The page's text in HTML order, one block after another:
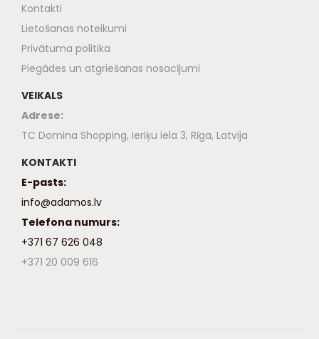
Kontakti
Lietošanas noteikumi
Privātuma politika
Piegādes un atgriešanas nosacījumi
VEIKALS
Adrese:
TC Domina Shopping, Ieriķu iela 3, Rīga, Latvija
KONTAKTI
E-pasts:
info@adamos.lv
Telefona numurs:
+371 67 626 048
+371 20 009 616